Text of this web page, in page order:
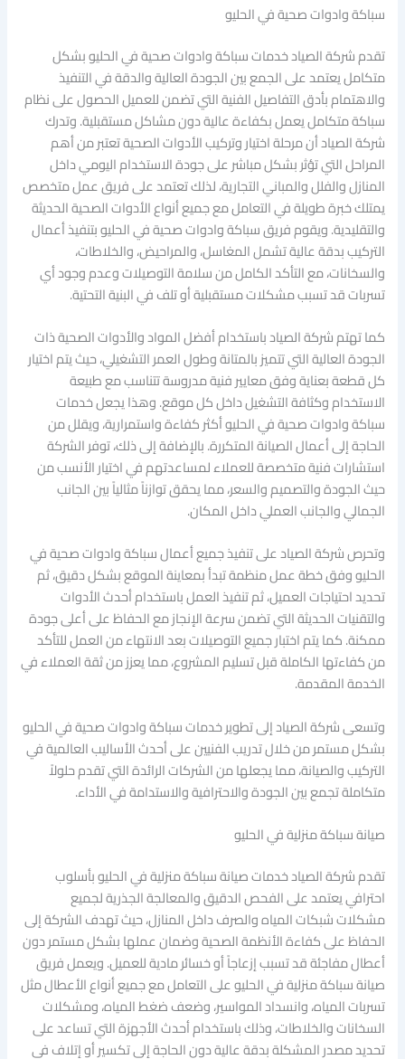
سباكة وادوات صحية في الحليو
تقدم شركة الصياد خدمات سباكة وادوات صحية في الحليو بشكل
متكامل يعتمد على الجمع بين الجودة العالية والدقة في التنفيذ
والاهتمام بأدق التفاصيل الفنية التي تضمن للعميل الحصول على نظام
سباكة متكامل يعمل بكفاءة عالية دون مشاكل مستقبلية. وتدرك
شركة الصياد أن مرحلة اختيار وتركيب الأدوات الصحية تعتبر من أهم
المراحل التي تؤثر بشكل مباشر على جودة الاستخدام اليومي داخل
المنازل والفلل والمباني التجارية، لذلك تعتمد على فريق عمل متخصص
يمتلك خبرة طويلة في التعامل مع جميع أنواع الأدوات الصحية الحديثة
والتقليدية. ويقوم فريق سباكة وادوات صحية في الحليو بتنفيذ أعمال
التركيب بدقة عالية تشمل المغاسل، والمراحيض، والخلاطات،
والسخانات، مع التأكد الكامل من سلامة التوصيلات وعدم وجود أي
تسربات قد تسبب مشكلات مستقبلية أو تلف في البنية التحتية.
كما تهتم شركة الصياد باستخدام أفضل المواد والأدوات الصحية ذات
الجودة العالية التي تتميز بالمتانة وطول العمر التشغيلي، حيث يتم اختيار
كل قطعة بعناية وفق معايير فنية مدروسة تتناسب مع طبيعة
الاستخدام وكثافة التشغيل داخل كل موقع. وهذا يجعل خدمات
سباكة وادوات صحية في الحليو أكثر كفاءة واستمرارية، ويقلل من
الحاجة إلى أعمال الصيانة المتكررة. بالإضافة إلى ذلك، توفر الشركة
استشارات فنية متخصصة للعملاء لمساعدتهم في اختيار الأنسب من
حيث الجودة والتصميم والسعر، مما يحقق توازناً مثالياً بين الجانب
الجمالي والجانب العملي داخل المكان.
وتحرص شركة الصياد على تنفيذ جميع أعمال سباكة وادوات صحية في
الحليو وفق خطة عمل منظمة تبدأ بمعاينة الموقع بشكل دقيق، ثم
تحديد احتياجات العميل، ثم تنفيذ العمل باستخدام أحدث الأدوات
والتقنيات الحديثة التي تضمن سرعة الإنجاز مع الحفاظ على أعلى جودة
ممكنة. كما يتم اختبار جميع التوصيلات بعد الانتهاء من العمل للتأكد
من كفاءتها الكاملة قبل تسليم المشروع، مما يعزز من ثقة العملاء في
الخدمة المقدمة.
وتسعى شركة الصياد إلى تطوير خدمات سباكة وادوات صحية في الحليو
بشكل مستمر من خلال تدريب الفنيين على أحدث الأساليب العالمية في
التركيب والصيانة، مما يجعلها من الشركات الرائدة التي تقدم حلولاً
متكاملة تجمع بين الجودة والاحترافية والاستدامة في الأداء.
صيانة سباكة منزلية في الحليو
تقدم شركة الصياد خدمات صيانة سباكة منزلية في الحليو بأسلوب
احترافي يعتمد على الفحص الدقيق والمعالجة الجذرية لجميع
مشكلات شبكات المياه والصرف داخل المنازل، حيث تهدف الشركة إلى
الحفاظ على كفاءة الأنظمة الصحية وضمان عملها بشكل مستمر دون
أعطال مفاجئة قد تسبب إزعاجاً أو خسائر مادية للعميل. ويعمل فريق
صيانة سباكة منزلية في الحليو على التعامل مع جميع أنواع الأعطال مثل
تسربات المياه، وانسداد المواسير، وضعف ضغط المياه، ومشكلات
السخانات والخلاطات، وذلك باستخدام أحدث الأجهزة التي تساعد على
تحديد مصدر المشكلة بدقة عالية دون الحاجة إلى تكسير أو إتلاف في